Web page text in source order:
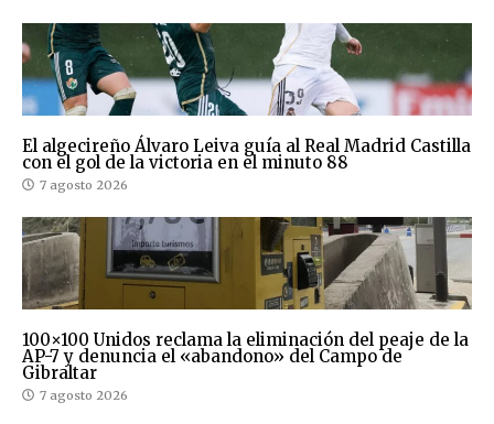
El algecireño Álvaro Leiva guía al Real Madrid Castilla
con el gol de la victoria en el minuto 88
7 agosto 2026
100×100 Unidos reclama la eliminación del peaje de la
AP-7 y denuncia el «abandono» del Campo de
Gibraltar
7 agosto 2026